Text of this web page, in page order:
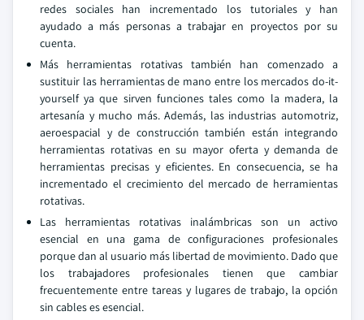
redes sociales han incrementado los tutoriales y han
ayudado a más personas a trabajar en proyectos por su
cuenta.
Más herramientas rotativas también han comenzado a
sustituir las herramientas de mano entre los mercados do-it-
yourself ya que sirven funciones tales como la madera, la
artesanía y mucho más. Además, las industrias automotriz,
aeroespacial y de construcción también están integrando
herramientas rotativas en su mayor oferta y demanda de
herramientas precisas y eficientes. En consecuencia, se ha
incrementado el crecimiento del mercado de herramientas
rotativas.
Las herramientas rotativas inalámbricas son un activo
esencial en una gama de configuraciones profesionales
porque dan al usuario más libertad de movimiento. Dado que
los trabajadores profesionales tienen que cambiar
frecuentemente entre tareas y lugares de trabajo, la opción
sin cables es esencial.